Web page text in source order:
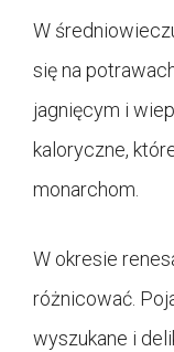
W
się na
jagnięcym i
kaloryczne,
monarchom.
W okresie
różnicować.
wyszukane i